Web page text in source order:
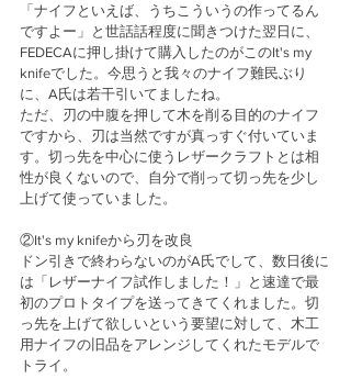
「ナイフといえば、うちこういうの作ってるん
ですよー」と世話話程度に聞きつけた翌日に、
FEDECAに押し掛けて購入したのがこのIt's my
knifeでした。今思うと我々のナイフ難民ぶり
に、A氏は若干引いてましたね。
ただ、刃の中腹を押して木を削る目的のナイフ
ですから、刃は当然ですが真っすぐ付いていま
す。切っ先を中心に使うレザークラフトとは相
性が良くないので、自分で削って切っ先を少し
上げて使っていました。
②It's my knifeから刃を改良
ドン引きで終わらないのがA氏でして、数日後に
は「レザーナイフ試作しました！」と速達で最
初のプロトタイプを送ってきてくれました。切
っ先を上げて欲しいという要望に対して、木工
用ナイフの旧品をアレンジしてくれたモデルで
トライ。